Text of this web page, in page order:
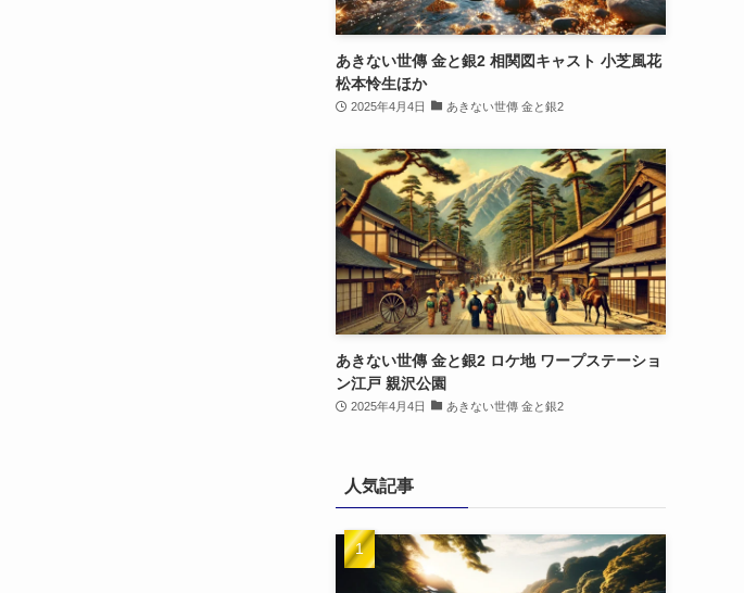
あきない世傳 金と銀2 相関図キャスト 小芝風花
松本怜生ほか
2025年4月4日 あきない世傳 金と銀2
あきない世傳 金と銀2 ロケ地 ワープステーショ
ン江戸 親沢公園
2025年4月4日 あきない世傳 金と銀2
人気記事